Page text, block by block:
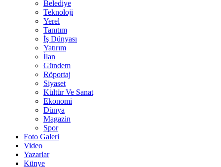
Belediye
Teknoloji
Yerel
Tanıtım
İş Dünyası
Yatırım
İlan
Gündem
Röportaj
Siyaset
Kültür Ve Sanat
Ekonomi
Dünya
Magazin
Spor
Foto Galeri
Video
Yazarlar
Künye